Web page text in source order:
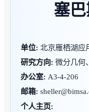
塞
单位: 北京雁栖湖应
研究方向: 微分几何
办公室: A3-4-206
邮箱:
个人主页: